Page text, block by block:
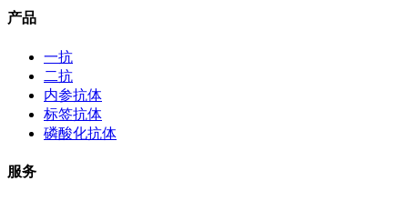
产品
一抗
二抗
内参抗体
标签抗体
磷酸化抗体
服务